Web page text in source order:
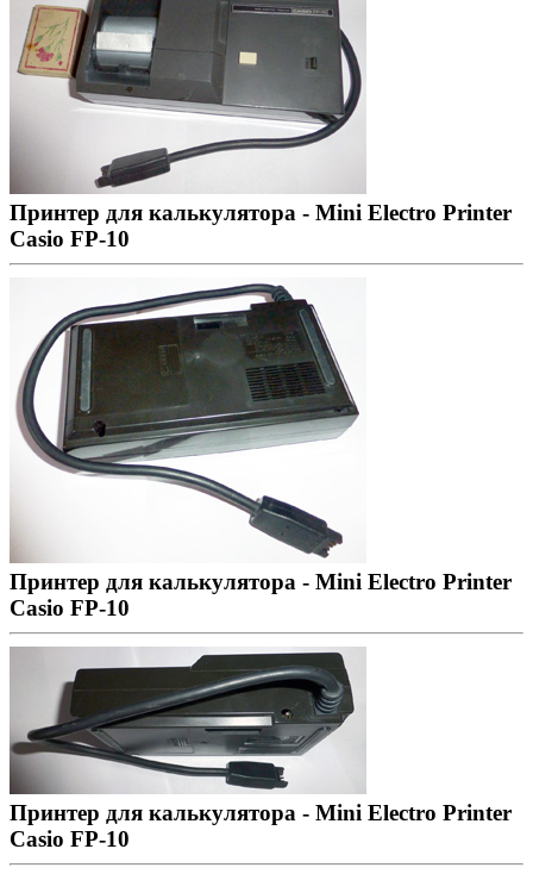
Принтер для калькулятора - Mini Electro Printer
Casio FP-10
Принтер для калькулятора - Mini Electro Printer
Casio FP-10
Принтер для калькулятора - Mini Electro Printer
Casio FP-10